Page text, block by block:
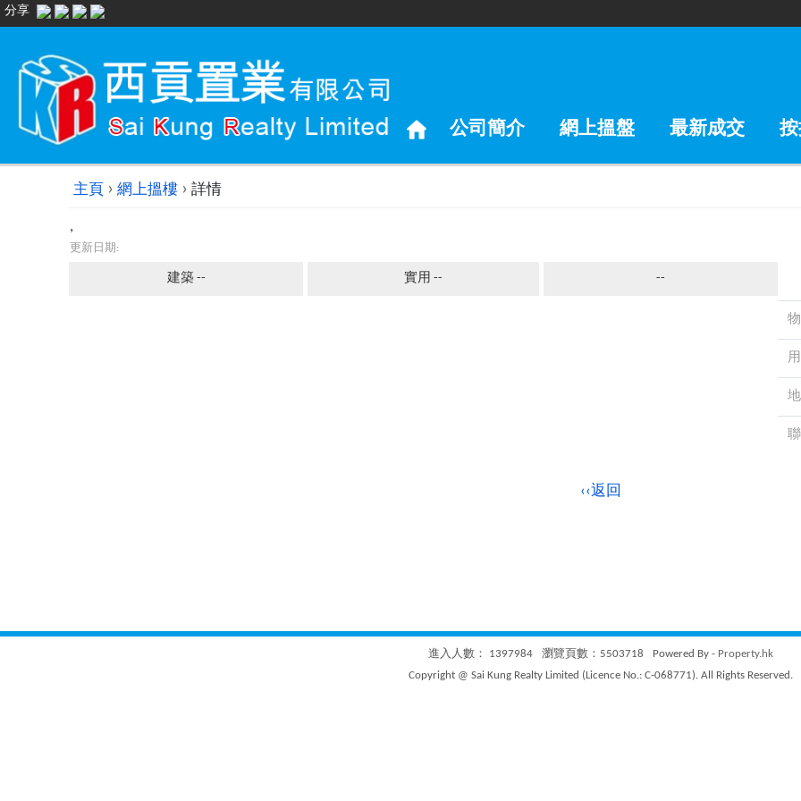
分享
公司簡介 網上搵盤 最新成交
主頁 › 網上搵樓 › 詳情
,
更新日期:
建築 -- 實用 -- --
‹‹返回
進入人數： 1397984 瀏覽頁數：5503718 Powered By - Property.hk
Copyright @ Sai Kung Realty Limited (Licence No.: C-068771). All Rights Reserved.